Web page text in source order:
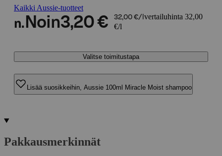
Kaikki Aussie-tuotteet
n. Noin3,20 € 32,00 €/l vertailuhinta 32,00
€/l
Valitse toimitustapa
Lisää suosikkeihin, Aussie 100ml Miracle Moist shampoo
Pakkausmerkinnät